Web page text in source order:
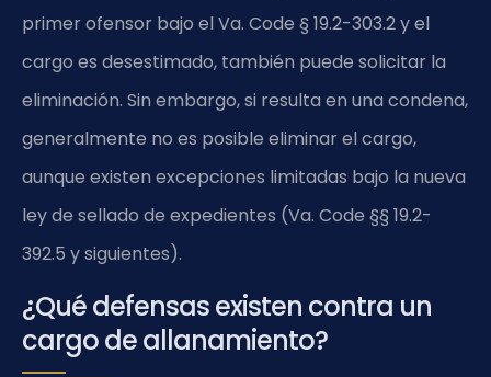
primer ofensor bajo el Va. Code § 19.2-303.2 y el
cargo es desestimado, también puede solicitar la
eliminación. Sin embargo, si resulta en una condena,
generalmente no es posible eliminar el cargo,
aunque existen excepciones limitadas bajo la nueva
ley de sellado de expedientes (Va. Code §§ 19.2-
392.5 y siguientes).
¿Qué defensas existen contra un
cargo de allanamiento?